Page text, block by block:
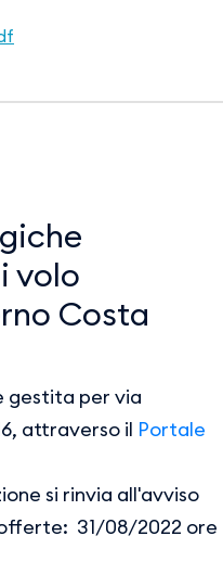
volo
Costa
gestita per via
attraverso il Portale
si rinvia all'avviso
31/08/2022 ore